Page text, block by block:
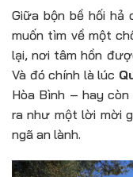
Giữa bộn bề hối
muốn tìm về một
lại, nơi tâm hồn
Và đó chính là lúc
Hòa Bình – hay
ra như một lời mời
ngã an lành.